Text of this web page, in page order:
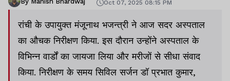
Oct 07, 2025 08:15 PM
रांची के उपायुक्त मंजूनाथ भजन्त्री ने आज सदर अस्पताल
का औचक निरीक्षण किया. इस दौरान उन्होंने अस्पताल के
विभिन्न वार्डों का जायजा लिया और मरीजों से सीधा संवाद
किया. निरीक्षण के समय सिविल सर्जन डॉ प्रभात कुमार,